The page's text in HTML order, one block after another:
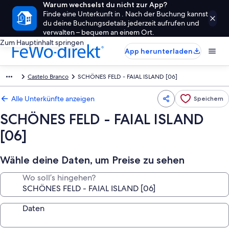
Warum wechselst du nicht zur App?
Finde eine Unterkunft in . Nach der Buchung kannst
du deine Buchungsdetails jederzeit aufrufen und
verwalten – bequem an einem Ort.
Zum Hauptinhalt springen
App herunterladen
Castelo Branco SCHÖNES FELD - FAIAL ISLAND [06]
Alle Unterkünfte anzeigen Speichern
SCHÖNES FELD - FAIAL ISLAND
[06]
Wähle deine Daten, um Preise zu sehen
Wo soll’s hingehen?
Daten